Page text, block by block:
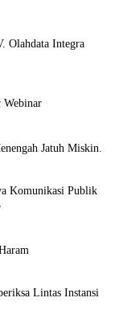
Olahdata Integra
Webinar
Jatuh Miskin.
Komunikasi Publik
Lintas Instansi